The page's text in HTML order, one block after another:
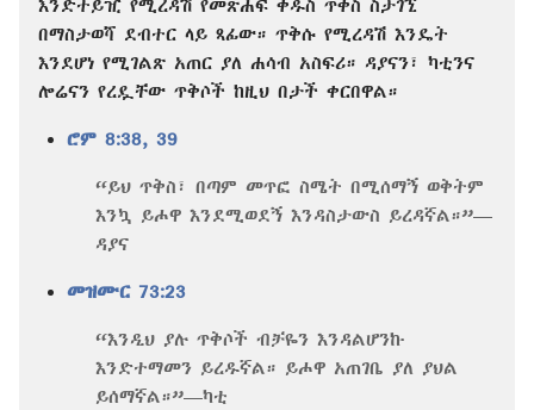
እንድትይዢ የሚረዳሽ የመጽሐፍ ቅዱስ ጥቅስ ስታገኚ
በማስታወሻ ደብተር ላይ ጻፊው። ጥቅሱ የሚረዳሽ እንዴት
እንደሆነ የሚገልጽ አጠር ያለ ሐሳብ አስፍሪ። ዳያናን፣ ካቲንና
ሎሬናን የረዷቸው ጥቅሶች ከዚህ በታች ቀርበዋል።
ሮም 8:38, 39
“ይህ ጥቅስ፣ በጣም መጥፎ ስሜት በሚሰማኝ ወቅትም
እንኳ ይሖዋ እንደሚወደኝ እንዳስታውስ ይረዳኛል።”​—
ዳያና
መዝሙር 73:23
“እንዲህ ያሉ ጥቅሶች ብቻዬን እንዳልሆንኩ
እንድተማመን ይረዱኛል። ይሖዋ አጠገቤ ያለ ያህል
ይሰማኛል።”​—ካቲ